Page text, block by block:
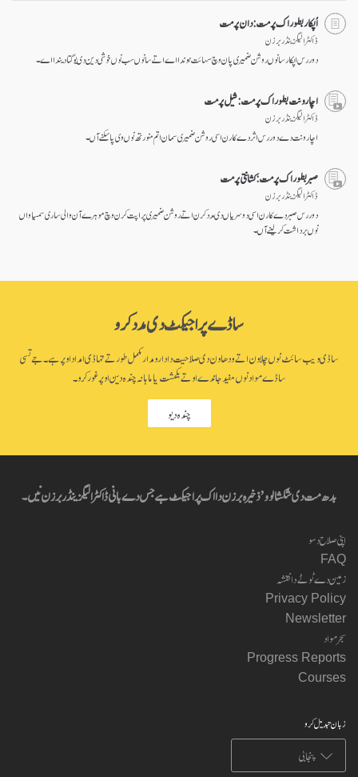
اُپکار بطور اک پرمت: دان پرمت
ڈاکٹر الیگزینڈر برزن
دور رس اپکار سانوں روشن ضمیری پان وچ سہائت ہوندا اے اتے سانوں سب نوں خوشی دین دی یوگتا دیندا اے۔
اچار ونت بطور اک پرمت: شیل پرمت
ڈاکٹر الیگزینڈر برزن
اچار ونت دے دور رس اثر دے کارن اسی روشن ضمیری سمان اتم منورتھ نوں وی پا سکنے آں۔
صبر بطور اک پرمت: کشانتی پرمت
ڈاکٹر الیگزینڈر برزن
دور رس صبر دے کارن اسی دوسریاں دی مدد کرن اتے روشن ضمیری پراپت کرن وچ موہرے آن والی ساری سمسیاواں
نوں برداشت کر لینے آں۔
ساڈے پراجیکٹ دی مدد کرو
ساڈی ویب سائٹ نوں چلاون اتے ودھاون دی صلاحیت دا دارومدار مکمل طور تے تہاڈی امداد اوپر ہے۔ جے تسی
ساڈے مواد نوں مفید جاندے او تے یکمشت یا ماہانہ چندہ دین اوپر غور کرو۔
چندہ دیو
بدھ مت دی شکشا لوو’ ذخیرہ برزن دا اک پراجیکٹ ہے جس دے بانی ڈاکٹر الیگزینڈر برزن نیں۔
اپنی صلاح دسو
FAQ
زمین دے ٹوٹے دا نقشہ
Privacy Policy
Newsletter
سجر مواد
Progress Reports
Courses
زبان تبدیل کرو